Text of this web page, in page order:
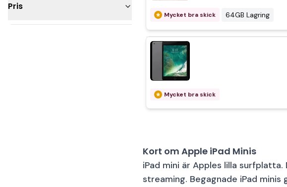
Pris
Mycket bra skick 64GB Lagring
Mycket bra skick
Kort om Apple iPad Minis
iPad mini är Apples lilla
streaming. Begagnade iPad